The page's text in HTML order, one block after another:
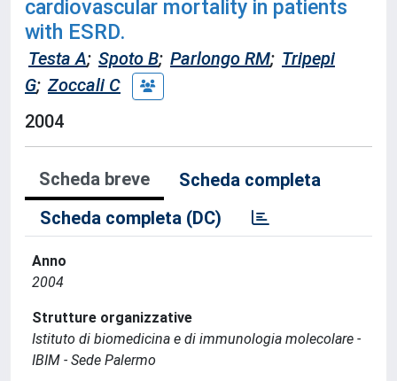
cardiovascular mortality in patients
with ESRD.
Testa A; Spoto B; Parlongo RM; Tripepi
G; Zoccali C
2004
Scheda breve
Scheda completa
Scheda completa (DC)
Anno
2004
Strutture organizzative
Istituto di biomedicina e di immunologia molecolare -
IBIM - Sede Palermo